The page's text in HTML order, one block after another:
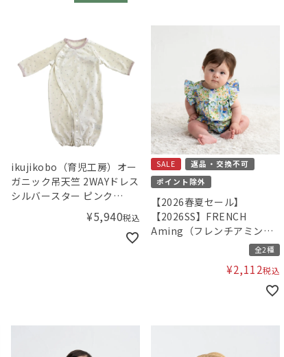
ikujikobo（育児工房）オー
ガニック吊天竺 2WAYドレス
シルバースター ピンク
¥5,940税込
SALE
返品・交換不可
ポイント除外
【2026春夏セール】
【2026SS】FRENCH
Aming（フレンチアミン
グ）フラワーカバーオール F
全2種
¥2,112税込